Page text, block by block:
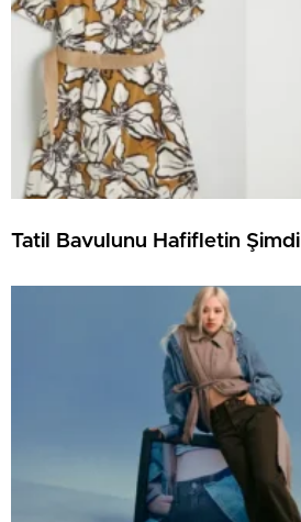
Tatil Bavulunu Hafifletin Şimdi